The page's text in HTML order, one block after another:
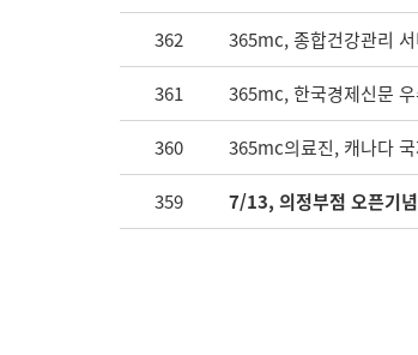
362 365mc, 종합건강관리 서
361 365mc, 한국경제신문
360 365mc의료진, 캐나다
359 7/13, 의정부점 오픈기